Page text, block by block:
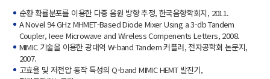
순환 확률분포를 이용한 다중 음원 방향 추정, 한국음향학회지, 2011.
A Novel 94 GHz MHMET-Based Diode Mixer Using a 3-db Tandem
Coupler, Ieee Microwave and Wireless Compenents Letters, 2008.
MIMIC 기술을 이용한 광대역 W-band Tandem 커플러, 전자공학회 논문지,
2007.
고효율 및 저전압 동작 특성의 Q-band MIMIC HEMT 발진기,